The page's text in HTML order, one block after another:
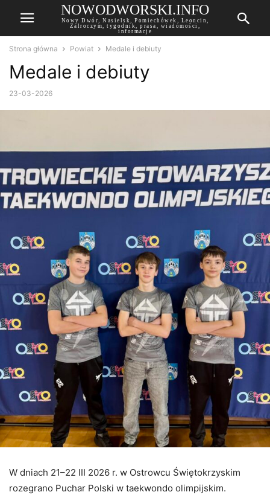
NOWODWORSKI.INFO
Nowy Dwór, Nasielsk, Pomiechówek, Leoncin,
Zalroczym, tygodnik, prasa, wiadomości,
informacje
Strona główna Powiat Medale i debiuty
Medale i debiuty
23-03-2026
W dniach 21–22 III 2026 r. w Ostrowcu Świętokrzyskim
rozegrano Puchar Polski w taekwondo olimpijskim.